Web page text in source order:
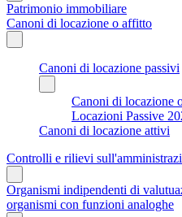
Patrimonio immobiliare
Canoni di locazione o affitto
Canoni di locazione passivi
Canoni di locazione
Locazioni Passive
Canoni di locazione attivi
Controlli e rilievi
Organismi indipendenti di
organismi con funzioni analoghe